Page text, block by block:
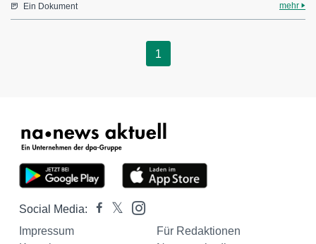
Ein Dokument mehr
1
Social Media:
Impressum
Für Redaktionen